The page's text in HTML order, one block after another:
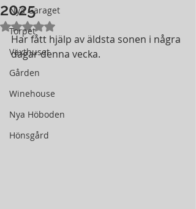
Nya Garaget
Torpet
Växthuset
Gården
Winehouse
Nya Höboden
Hönsgård
2025
Betygsatt till NaN av 5 stjärnor.
Har fått hjälp av äldsta sonen i några
dagar denna vecka.